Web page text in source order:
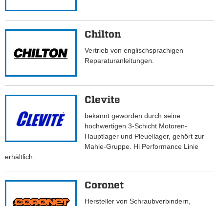
Chilton
Vertrieb von englischsprachigen
Reparaturanleitungen.
Clevite
bekannt geworden durch seine
hochwertigen 3-Schicht Motoren-
Hauptlager und Pleuellager, gehört zur
Mahle-Gruppe. Hi Performance Linie
erhältlich.
Coronet
Hersteller von Schraubverbindern,